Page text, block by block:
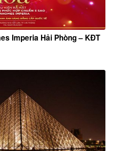
Imperia Hải Phòng – KĐT